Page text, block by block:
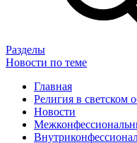
Разделы
Новости по теме
Главная
Религия в светском
Новости